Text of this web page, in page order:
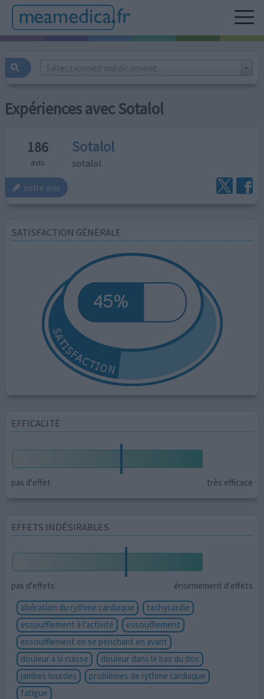
Sélectionnez médicament...
Expériences avec Sotalol
186
avis
Sotalol
sotalol
votre avis
SATISFACTION GÉNÉRALE
EFFICACITÉ
pas d'effet très efficace
EFFETS INDÉSIRABLES
pas d'effets
énormement d'effets
altération du rythme cardiaque
tachycardie
essoufflement à l'activité
essoufflement
essoufflement en se penchant en avant
douleur à la cuisse
douleur dans le bas du dos
jambes lourdes
problèmes de rythme cardiaque
fatigue